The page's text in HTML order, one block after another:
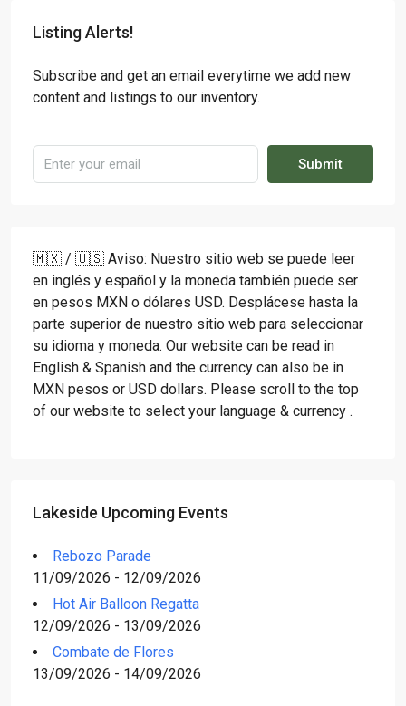
Listing Alerts!
Subscribe and get an email everytime we add new
content and listings to our inventory.
Submit
🇲🇽 / 🇺🇸 Aviso: Nuestro sitio web se puede leer
en inglés y español y la moneda también puede ser
en pesos MXN o dólares USD. Desplácese hasta la
parte superior de nuestro sitio web para seleccionar
su idioma y moneda. Our website can be read in
English & Spanish and the currency can also be in
MXN pesos or USD dollars. Please scroll to the top
of our website to select your language & currency .
Lakeside Upcoming Events
Rebozo Parade
11/09/2026 - 12/09/2026
Hot Air Balloon Regatta
12/09/2026 - 13/09/2026
Combate de Flores
13/09/2026 - 14/09/2026